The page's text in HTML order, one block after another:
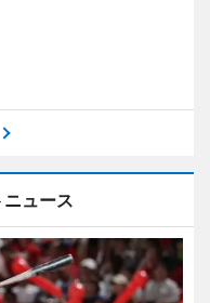
ュース